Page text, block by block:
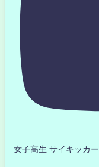
女子高生 サイキッカー